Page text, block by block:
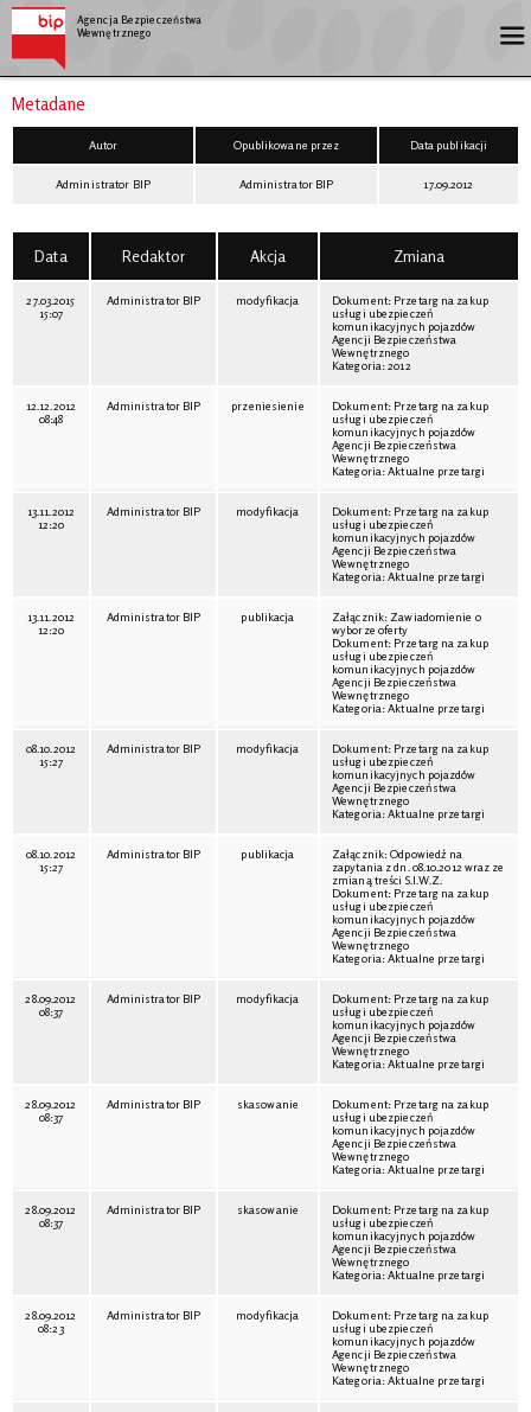
Agencja Bezpieczeństwa
Wewnętrznego
Metadane
Autor Opublikowane przez Data publikacji
Administrator BIP Administrator BIP 17.09.2012
Data Redaktor Akcja Zmiana
27.03.2015
15:07
Administrator BIP modyfikacja Dokument: Przetarg na zakup
usługi ubezpieczeń
komunikacyjnych pojazdów
Agencji Bezpieczeństwa
Wewnętrznego
Kategoria:2012
12.12.2012
08:48
Administrator BIP przeniesienie
Dokument: Przetarg na zakup
usługi ubezpieczeń
komunikacyjnych pojazdów
Agencji Bezpieczeństwa
Wewnętrznego
Kategoria: Aktualne przetargi
13.11.2012
12:20
Administrator BIP modyfikacja
Dokument: Przetarg na zakup
usługi ubezpieczeń
komunikacyjnych pojazdów
Agencji Bezpieczeństwa
Wewnętrznego
Kategoria: Aktualne przetargi
13.11.2012
12:20
Administrator BIP publikacja
Załącznik: Zawiadomienie o
wyborze oferty
Dokument: Przetarg na zakup
usługi ubezpieczeń
komunikacyjnych pojazdów
Agencji Bezpieczeństwa
Wewnętrznego
Kategoria: Aktualne przetargi
08.10.2012
15:27
Administrator BIP modyfikacja
Dokument: Przetarg na zakup
usługi ubezpieczeń
komunikacyjnych pojazdów
Agencji Bezpieczeństwa
Wewnętrznego
Kategoria: Aktualne przetargi
08.10.2012
15:27
Administrator BIP publikacja
Załącznik: Odpowiedź na
zapytania z dn. 08.10.2012 wraz ze
zmianą treści S.I.W.Z.
Dokument: Przetarg na zakup
usługi ubezpieczeń
komunikacyjnych pojazdów
Agencji Bezpieczeństwa
Wewnętrznego
Kategoria: Aktualne przetargi
28.09.2012
08:37
Administrator BIP modyfikacja
Dokument: Przetarg na zakup
usługi ubezpieczeń
komunikacyjnych pojazdów
Agencji Bezpieczeństwa
Wewnętrznego
Kategoria: Aktualne przetargi
28.09.2012
08:37
Administrator BIP skasowanie
Dokument: Przetarg na zakup
usługi ubezpieczeń
komunikacyjnych pojazdów
Agencji Bezpieczeństwa
Wewnętrznego
Kategoria: Aktualne przetargi
28.09.2012
08:37
Administrator BIP skasowanie
Dokument: Przetarg na zakup
usługi ubezpieczeń
komunikacyjnych pojazdów
Agencji Bezpieczeństwa
Wewnętrznego
Kategoria: Aktualne przetargi
28.09.2012
08:23
Administrator BIP modyfikacja
Dokument: Przetarg na zakup
usługi ubezpieczeń
komunikacyjnych pojazdów
Agencji Bezpieczeństwa
Wewnętrznego
Kategoria: Aktualne przetargi